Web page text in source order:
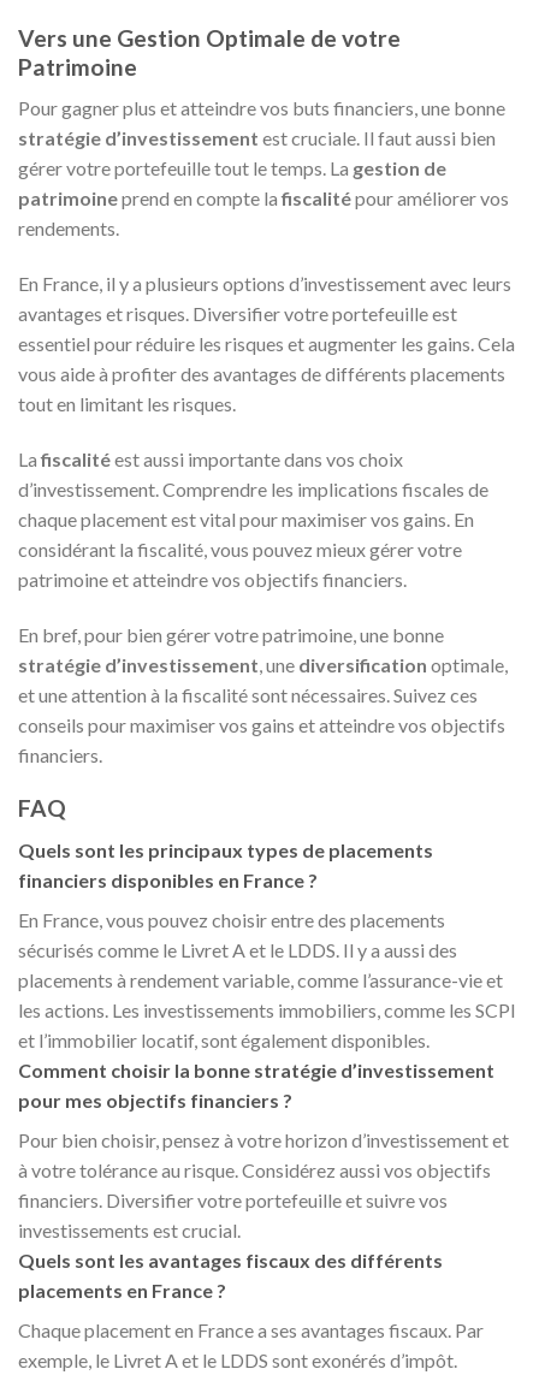
Vers une Gestion Optimale de votre
Patrimoine
Pour gagner plus et atteindre vos buts financiers, une bonne
stratégie d’investissement est cruciale. Il faut aussi bien
gérer votre portefeuille tout le temps. La gestion de
patrimoineprend en compte lafiscalitépour améliorer vos
rendements.
En France, il y a plusieurs options d’investissement avec leurs
avantages et risques. Diversifier votre portefeuille est
essentiel pour réduire les risques et augmenter les gains. Cela
vous aide à profiter des avantages de différents placements
tout en limitant les risques.
Lafiscalitéest aussi importante dans vos choix
d’investissement. Comprendre les implications fiscales de
chaque placement est vital pour maximiser vos gains. En
considérant la fiscalité, vous pouvez mieux gérer votre
patrimoine et atteindre vos objectifs financiers.
En bref, pour bien gérer votre patrimoine, une bonne
stratégie d’investissement , une diversification optimale,
et une attention à la fiscalité sont nécessaires. Suivez ces
conseils pour maximiser vos gains et atteindre vos objectifs
financiers.
FAQ
Quels sont les principaux types de placements
financiers disponibles en France ?
En France, vous pouvez choisir entre des placements
sécurisés comme le Livret A et le LDDS. Il y a aussi des
placements à rendement variable, comme l’assurance-vie et
les actions. Les investissements immobiliers, comme les SCPI
et l’immobilier locatif, sont également disponibles.
Comment choisir la bonne stratégie d’investissement
pour mes objectifs financiers ?
Pour bien choisir, pensez à votre horizon d’investissement et
à votre tolérance au risque. Considérez aussi vos objectifs
financiers. Diversifier votre portefeuille et suivre vos
investissements est crucial.
Quels sont les avantages fiscaux des différents
placements en France ?
Chaque placement en France a ses avantages fiscaux. Par
exemple, le Livret A et le LDDS sont exonérés d’impôt.